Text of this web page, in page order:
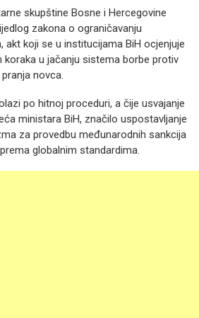
skupštine Bosne i Hercegovine
zakona o ograničavanju
akt koji se u institucijama BiH ocjenjuje
koraka u jačanju sistema borbe protiv
novca.
po hitnoj proceduri, a čije usvajanje
ministara BiH, značilo uspostavljanje
za provedbu međunarodnih sankcija
globalnim standardima.